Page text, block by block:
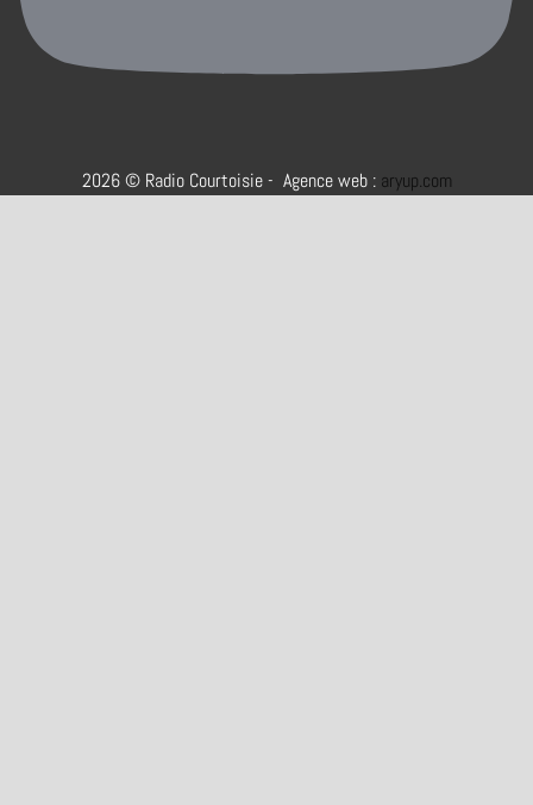
2026 © Radio Courtoisie - Agence web : aryup.com